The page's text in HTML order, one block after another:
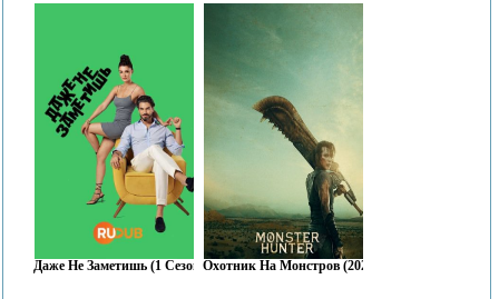
Даже Не Заметишь (1 Сезон)Охотник На Монстров (2020)